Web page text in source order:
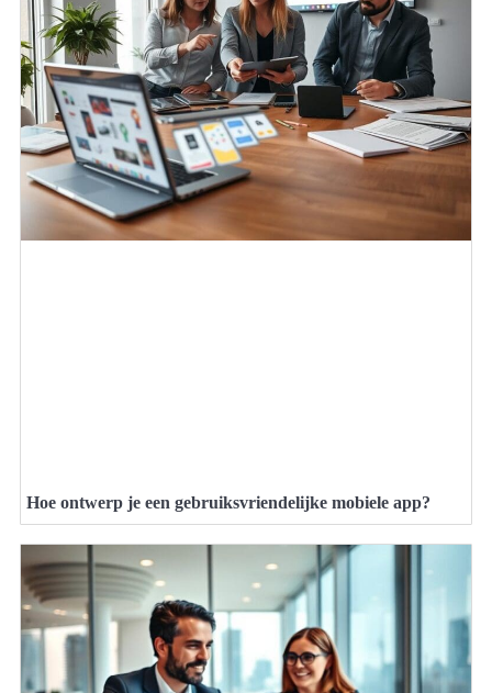
Hoe ontwerp je een gebruiksvriendelijke mobiele app?